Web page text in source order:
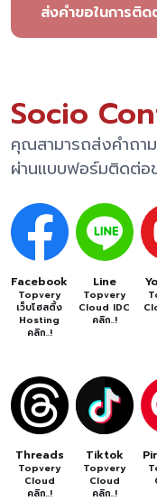
ส่งคำขอในการติ
Socio
คุณสามารถส่งคำถา
ผ่านแบบฟอร์มติดต่อ
Facebook
Topvery
เว็บโฮสติ้ง
Hosting
คลิก..!
Line
Topvery
Cloud IDC
คลิก..!
Threads
Topvery
Cloud
คลิก..!
Tiktok
Topvery
Cloud
คลิก..!